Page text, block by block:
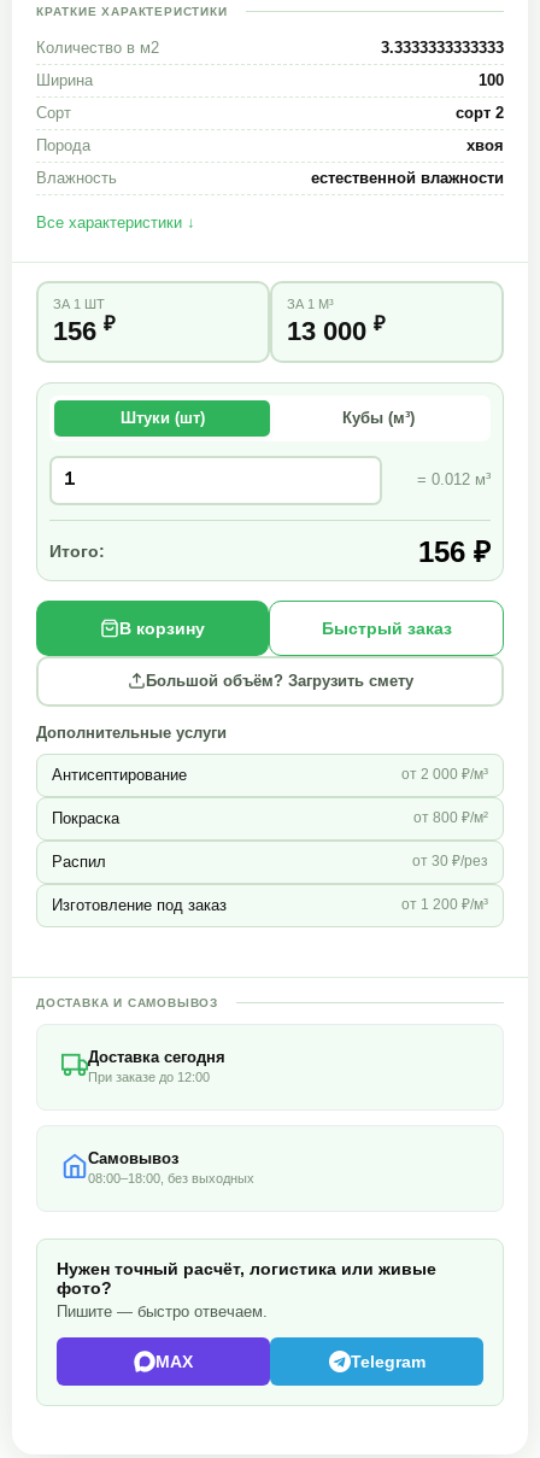
КРАТКИЕ ХАРАКТЕРИСТИКИ
Количество в м2
3.3333333333333
Ширина
100
Сорт
сорт 2
Порода
хвоя
Влажность
естественной влажности
Все характеристики ↓
ЗА 1 ШТ
156 ₽
ЗА 1 М³
13 000 ₽
Штуки (шт) Кубы (м³)
= 0.012 м³
Итого: 156 ₽
В корзину Быстрый заказ
Большой объём? Загрузить смету
Дополнительные услуги
Антисептирование от 2 000 ₽/м³
Покраска от 800 ₽/м²
Распил от 30 ₽/рез
Изготовление под заказ от 1 200 ₽/м³
ДОСТАВКА И САМОВЫВОЗ
Доставка сегодня
При заказе до 12:00
Самовывоз
08:00–18:00, без выходных
Нужен точный расчёт, логистика или живые
фото?
Пишите — быстро отвечаем.
MAX Telegram